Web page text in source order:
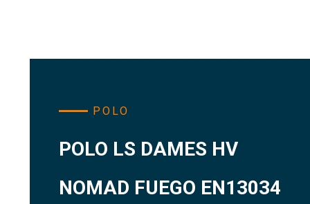
POLO
POLO LS DAMES HV
NOMAD FUEGO EN13034